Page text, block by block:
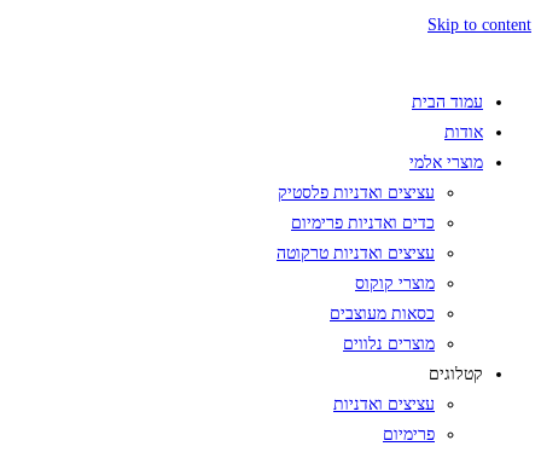
Skip to content
עמוד הבית
אודות
מוצרי אלמי
עציצים ואדניות פלסטיק
כדים ואדניות פרימיום
עציצים ואדניות טרקוטה
מוצרי קוקוס
כסאות מעוצבים
מוצרים נלווים
קטלוגים
עציצים ואדניות
פרימיום